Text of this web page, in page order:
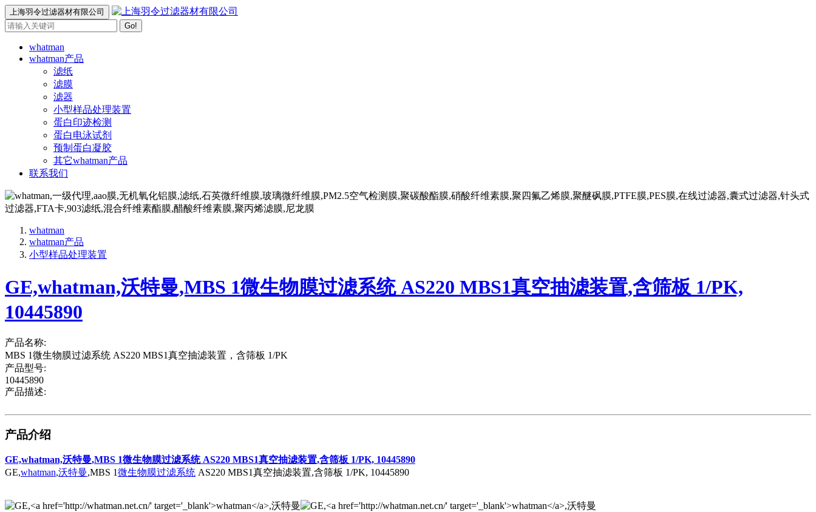
上海羽令过滤器材有限公司
Go!
whatman
whatman产品
滤纸
滤膜
滤器
小型样品处理装置
蛋白印迹检测
蛋白电泳试剂
预制蛋白凝胶
其它whatman产品
联系我们
whatman
whatman产品
小型样品处理装置
GE,whatman,沃特曼,MBS 1微生物膜过滤系统 AS220 MBS1真空抽滤装置,含筛板 1/PK,
10445890
产品名称:
MBS 1微生物膜过滤系统 AS220 MBS1真空抽滤装置，含筛板 1/PK
产品型号:
10445890
产品描述:
产品介绍
GE,whatman,沃特曼,MBS 1微生物膜过滤系统 AS220 MBS1真空抽滤装置,含筛板 1/PK, 10445890
GE,whatman,沃特曼,MBS 1微生物膜过滤系统 AS220 MBS1真空抽滤装置,含筛板 1/PK, 10445890